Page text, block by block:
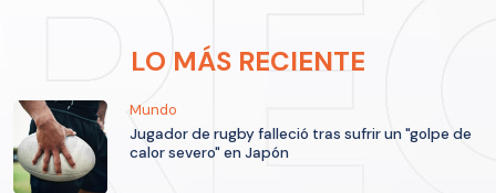
LO MÁS RECIENTE
Mundo
Jugador de rugby falleció tras sufrir un "golpe de
calor severo" en Japón